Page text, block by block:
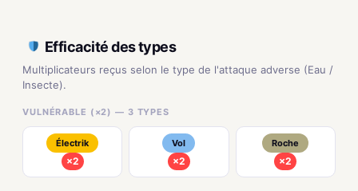
Efficacité des types
Multiplicateurs reçus selon le type de l'attaque adverse (Eau /
Insecte).
VULNÉRABLE (×2) — 3 TYPES
Électrik
×2
Vol
×2
Roche
×2